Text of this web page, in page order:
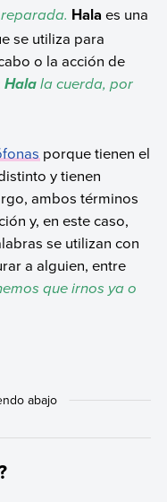
Hala es una
se utiliza para
o la acción de
Halala cuerda, por
porque tienen el
y tienen
ambos términos
y, en este caso,
se utilizan con
a alguien, entre
que irnos ya o